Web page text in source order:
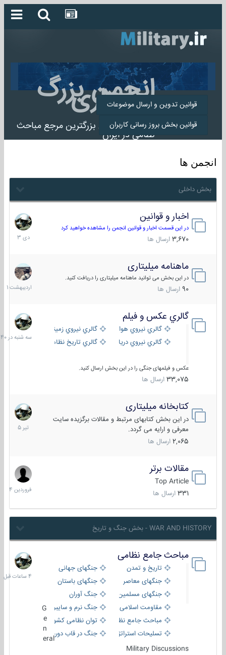
انجمن بزرگ
میلیتاری
انجمن میلیتاری بزرگترین مرجع مباحث
نظامی در ایران
قوانین تدوین و ارسال موضوعات
قوانین بخش بروز رسانی کاربران
انجمن ها
بخش داخلی
اخبار و قوانین
در این قسمت اخبار و قوانین انجمن را مشاهده خواهید کرد
3,670 ارسال ها
22
دی
1403
ماهنامه میلیتاری
در این بخش می توانید ماهنامه میلیتاری را دریافت کنید.
90 ارسال ها
30
1401
گالري عكس و فيلم
گالري نيروي هوايي
گالري نيروي زميني
گالري نيروي دريايي
گالري تاریخ نظامی
عکس و فیلمهای جنگی را در این بخش ارسال کنید.
33,075 ارسال ها
سه
شنبه
در
کتابخانه میلیتاری
در این بخش کتابهای مرتبط و مقالات برگزیده سایت
معرفی و ارایه می گردد.
2,065 ارسال ها
16
تیر
1405
مقالات برتر
Top Article
331 ارسال ها
29
فروردین
1404
WAR AND HISTORY - بخش جنگ و تاریخ
مباحث جامع نظامی
تاریخ و تمدن
جنگهای جهانی
جنگهای معاصر
جنگهای باستان
جنگهای مسلمین
جنگ آوران
مقاومت اسلامی
جنگ نرم و سایبری
مباحث جامع نظامی
توان نظامی کشورها
تسلیحات استراتژیک
جنگ در قاب دوربین
eral
Military Discussions
4
ساعات
قبل